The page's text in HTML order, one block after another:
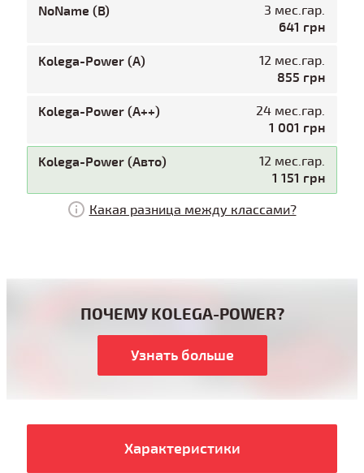
NoName (B) 3 мес.гар.
641 грн
Kolega-Power (A) 12 мес.гар.
855 грн
Kolega-Power (A++) 24 мес.гар.
1 001 грн
Kolega-Power (Авто) 12 мес.гар.
1 151 грн
Какая разница между классами?
ПОЧЕМУ KOLEGA-POWER?
Узнать больше
Характеристики